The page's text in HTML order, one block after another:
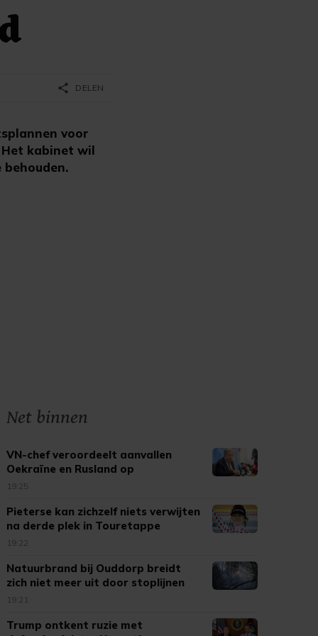
voor
kabinet wil
share DELEN
Net binnen
VN-chef veroordeelt aanvallen
Oekraïne en Rusland op
burgerdoelen
19:25
Pieterse kan zichzelf niets verwijten
na derde plek in Touretappe
19:22
Natuurbrand bij Ouddorp breidt
zich niet meer uit door stoplijnen
19:21
Trump ontkent ruzie met